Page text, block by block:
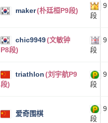
maker(朴廷桓P9段)
9
段
chic9949(文敏钟
P8段)
9
段
triathlon(刘宇航P9
段)
9
段
爱奇围棋
9
段